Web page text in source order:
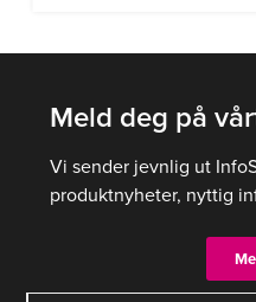
Meld deg på
Vi sender jevnlig ut
produktnyheter, nyttig